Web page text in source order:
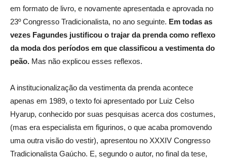
em formato de livro, e novamente apresentada e aprovada no
23º Congresso Tradicionalista, no ano seguinte. Em todas as
vezes Fagundes justificou o trajar da prenda como reflexo
da moda dos períodos em que classificou a vestimenta do
peão. Mas não explicou esses reflexos.
A institucionalização da vestimenta da prenda acontece
apenas em 1989, o texto foi apresentado por Luiz Celso
Hyarup, conhecido por suas pesquisas acerca dos costumes,
(mas era especialista em figurinos, o que acaba promovendo
uma outra visão do vestir), apresentou no XXXIV Congresso
Tradicionalista Gaúcho. E, segundo o autor, no final da tese,